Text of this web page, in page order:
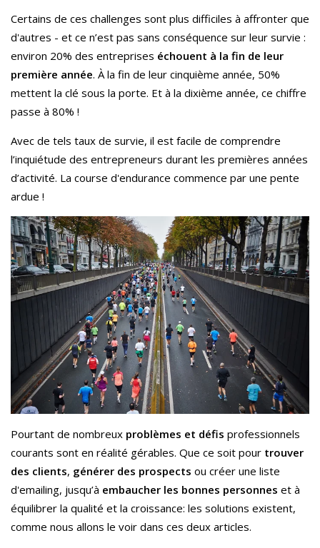
Certains de ces challenges sont plus difficiles à affronter que
d'autres - et ce n’est pas sans conséquence sur leur survie :
environ 20% des entreprises échouent à la fin de leur
première année. À la fin de leur cinquième année, 50%
mettent la clé sous la porte. Et à la dixième année, ce chiffre
passe à 80% !
Avec de tels taux de survie, il est facile de comprendre
l’inquiétude des entrepreneurs durant les premières années
d’activité. La course d'endurance commence par une pente
ardue !
Pourtant de nombreux problèmes et défis professionnels
courants sont en réalité gérables. Que ce soit pour trouver
des clients, générer des prospects ou créer une liste
d'emailing, jusqu’à embaucher les bonnes personnes et à
équilibrer la qualité et la croissance: les solutions existent,
comme nous allons le voir dans ces deux articles.